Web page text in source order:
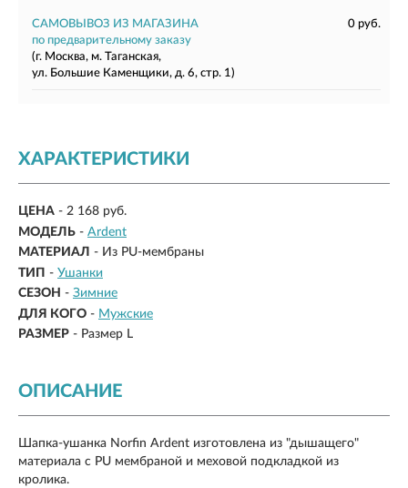
САМОВЫВОЗ ИЗ МАГАЗИНА
0 руб.
по предварительному заказу
(г. Москва, м. Таганская,
ул. Большие Каменщики, д. 6, стр. 1)
ХАРАКТЕРИСТИКИ
ЦЕНА - 2 168 руб.
МОДЕЛЬ - Ardent
МАТЕРИАЛ - Из PU-мембраны
ТИП - Ушанки
СЕЗОН - Зимние
ДЛЯ КОГО - Мужские
РАЗМЕР - Размер L
ОПИСАНИЕ
Шапка-ушанка Norfin Ardent изготовлена из "дышащего"
материала с PU мембраной и меховой подкладкой из
кролика.